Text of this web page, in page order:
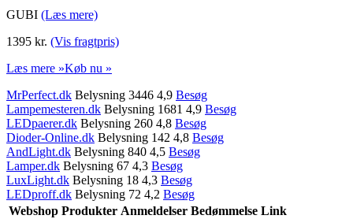
GUBI (Læs mere)
1395 kr. (Vis fragtpris)
Læs mere »Køb nu »
MrPerfect.dk Belysning 3446 4,9 Besøg
Lampemesteren.dk Belysning 1681 4,9 Besøg
LEDpaerer.dk Belysning 260 4,8 Besøg
Dioder-Online.dk Belysning 142 4,8 Besøg
AndLight.dk Belysning 840 4,5 Besøg
Lamper.dk Belysning 67 4,3 Besøg
LuxLight.dk Belysning 18 4,3 Besøg
LEDproff.dk Belysning 72 4,2 Besøg
Webshop Produkter Anmeldelser Bedømmelse Link